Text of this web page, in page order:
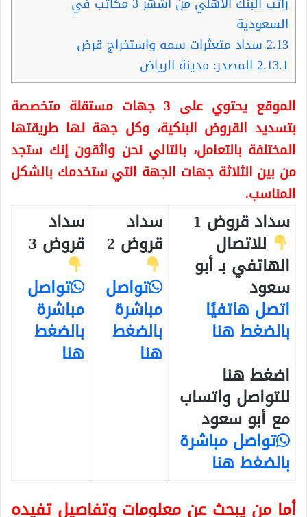
السعودية
2.13 سداد متعثرات سمه واستخراج قرض
2.13.1 المصدر: مدينة الرياض
الموقع يحتوي على 3 جهات مستقلة متخصصة
بتسديد القروض البنكية، وكل جهة لها طريقتها
المختلفة بالتعامل، بالتالي نحن واثقون إنك ستجد
من بين الثلاثة جهات الجهة التي ستخدمك بالشكل
المناسب.
سداد قروض 1
للاتصال
الهاتفي بـ أبو
سعود
اتصل هاتفيًا
بالضغط هنا
اضغط هنا
للتواصل واتساب
مع أبو سعود
تواصل مباشرة
بالضغط هنا
سداد
قروض 2
تواصل
مباشرة
بالضغط
هنا
سداد
قروض 3
تواصل
مباشرة
بالضغط
هنا
أما من يبحث عن معلومات وتفاصيل تفيده